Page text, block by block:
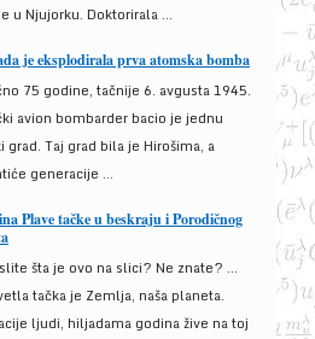
u Njujorku. Doktorirala ...
je eksplodirala prva atomska bomba
75 godine, tačnije 6. avgusta 1945.
avion bombarder bacio je jednu
Taj grad bila je Hirošima, a
generacije ...
Plave tačke u beskraju i Porodičnog
šta je ovo na slici? Ne znate? …
tačka je Zemlja, naša planeta.
ljudi, hiljadama godina žive na toj